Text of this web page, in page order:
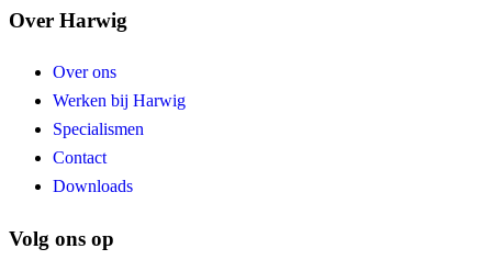
Over Harwig
Over ons
Werken bij Harwig
Specialismen
Contact
Downloads
Volg ons op